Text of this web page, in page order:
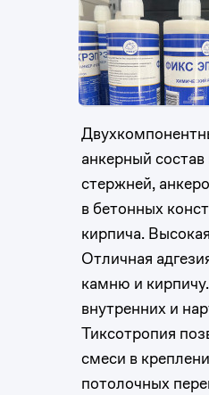
анкерный
стержней,
в бетонных
кирпича.
Отличная
камню и
внутренних и
Тиксотропия
смеси в
потолочных